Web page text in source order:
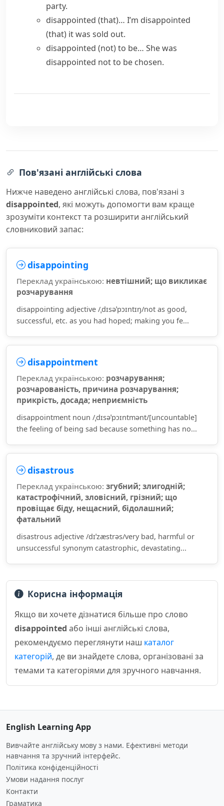
party.
disappointed (that)… I’m disappointed
(that) it was sold out.
disappointed (not) to be… She was
disappointed not to be chosen.
Пов'язані англійські слова
Нижче наведено англійські слова, пов'язані з
disappointed, які можуть допомогти вам краще
зрозуміти контекст та розширити англійський
словниковий запас:
disappointing
Переклад українською: невтішний; що викликає
розчарування
disappointing adjective /ˌdɪsəˈpɔɪntɪŋ/not as good,
successful, etc. as you had hoped; making you fe...
disappointment
Переклад українською: розчарування;
розчарованість, причина розчарування;
прикрість, досада; неприємність
disappointment noun /ˌdɪsəˈpɔɪntmənt/[uncountable]
the feeling of being sad because something has no...
disastrous
Переклад українською: згубний; злигодній;
катастрофічний, зловісний, грізний; що
провіщає біду, нещасний, бідолашний;
фатальний
disastrous adjective /dɪˈzæstrəs/very bad, harmful or
unsuccessful synonym catastrophic, devastating...
Корисна інформація
Якщо ви хочете дізнатися більше про слово
disappointed або інші англійські слова,
рекомендуємо переглянути наш каталог
категорій, де ви знайдете слова, організовані за
темами та категоріями для зручного навчання.
English Learning App
Вивчайте англійську мову з нами. Ефективні методи
навчання та зручний інтерфейс.
Політика конфіденційності
Умови надання послуг
Контакти
Граматика